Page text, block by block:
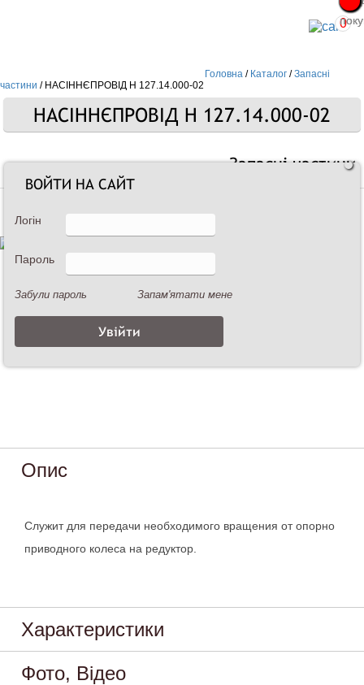
0
Головна / Каталог /Запасні
частини / НАСІННЄПРОВІД Н 127.14.000-02
НАСІННЄПРОВІД Н 127.14.000-02
Запасні частини
Опис
Служит для передачи необходимого вращения от опорно
приводного колеса на редуктор.
Характеристики
Фото, Відео
ВОЙТИ НА САЙТ
Логін
Пароль
Забули пароль Запам'ятати мене